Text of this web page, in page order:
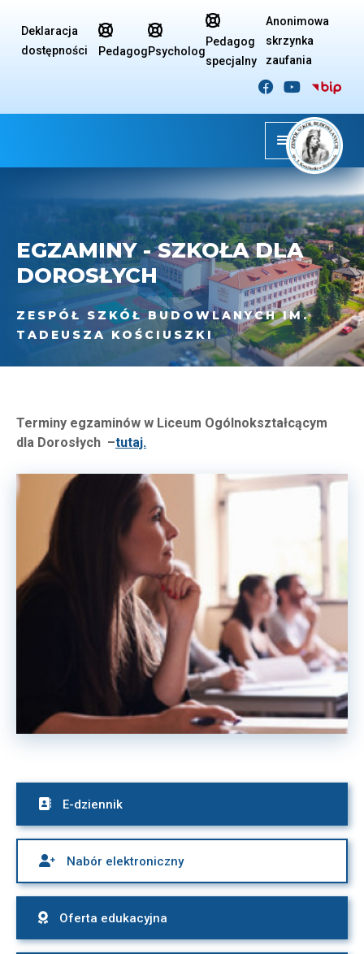
Deklaracja
dostępności

Pedagog

Psycholog

Pedagog
specjalny
Anonimowa
skrzynka
zaufania
 
 E-dziennik
 Nabór elektroniczny
 Oferta edukacyjna
EGZAMINY - SZKOŁA DLA
DOROSŁYCH
ZESPÓŁ SZKÓŁ BUDOWLANYCH IM.
TADEUSZA KOŚCIUSZKI
Terminy egzaminów w Liceum Ogólnokształcącym
dla Dorosłych –tutaj.